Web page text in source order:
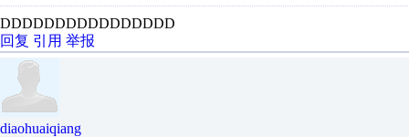
DDDDDDDDDDDDDDDD
回复 引用 举报
diaohuaiqiang